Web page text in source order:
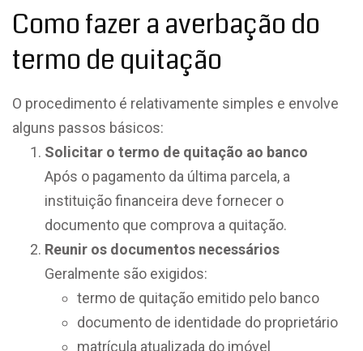
Como fazer a averbação do
termo de quitação
O procedimento é relativamente simples e envolve
alguns passos básicos:
Solicitar o termo de quitação ao banco
Após o pagamento da última parcela, a
instituição financeira deve fornecer o
documento que comprova a quitação.
Reunir os documentos necessários
Geralmente são exigidos:
termo de quitação emitido pelo banco
documento de identidade do proprietário
matrícula atualizada do imóvel